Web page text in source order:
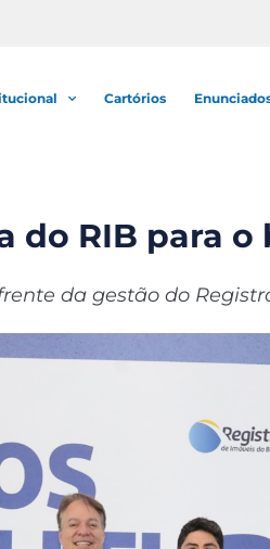
Cartórios
do RIB para o
da gestão do